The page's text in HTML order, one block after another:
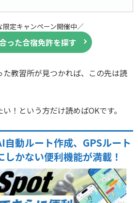
限定キャンペーン開催中／
った合宿免許を探す
教習所が見つかれば、この先は読
！という方だけ読めばOKです。
自動ルート作成、GPSルート
かない便利機能が満載！